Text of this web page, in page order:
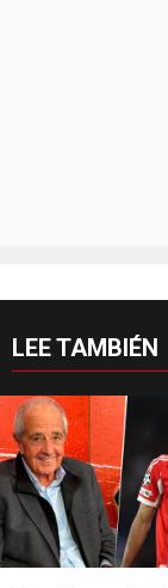
LEE TAMBIÉN